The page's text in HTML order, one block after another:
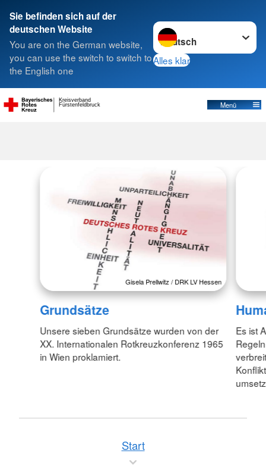
Sie befinden sich auf der
deutschen Website
You are on the German website,
you can use the switch to switch to
the English one
Sprache wechseln zu
Alles klar
Fürstenfeldbruck
Kreisverband
Menü
Suche
Gisela Prellwitz / DRK LV Hessen
Grundsätze
Unsere sieben Grundsätze wurden von der
XX. Internationalen Rotkreuzkonferenz 1965
in Wien proklamiert.
Es ist
Start